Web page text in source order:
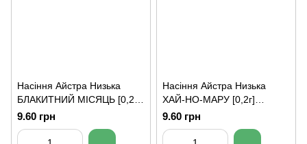
Насіння Айстра Низька
БЛАКИТНИЙ МІСЯЦЬ [0,2г]
(Насіння України)
9.60 грн
Насіння Айстра Низька
ХАЙ-НО-МАРУ [0,2г]
(Насіння України)
9.60 грн